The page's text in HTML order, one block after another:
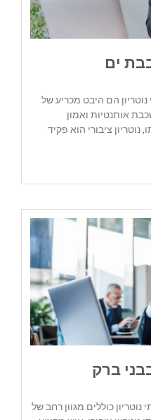
ים
נוטריון הם היבט מכריע של
אותנטיות ואמון
ציבורי הוא פקיד
ברק
נוטריון כוללים מגוון רחב של